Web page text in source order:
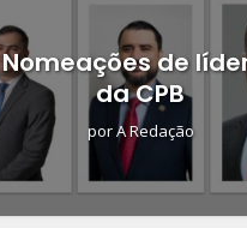
Nomeações de
da CPB
porA Redação